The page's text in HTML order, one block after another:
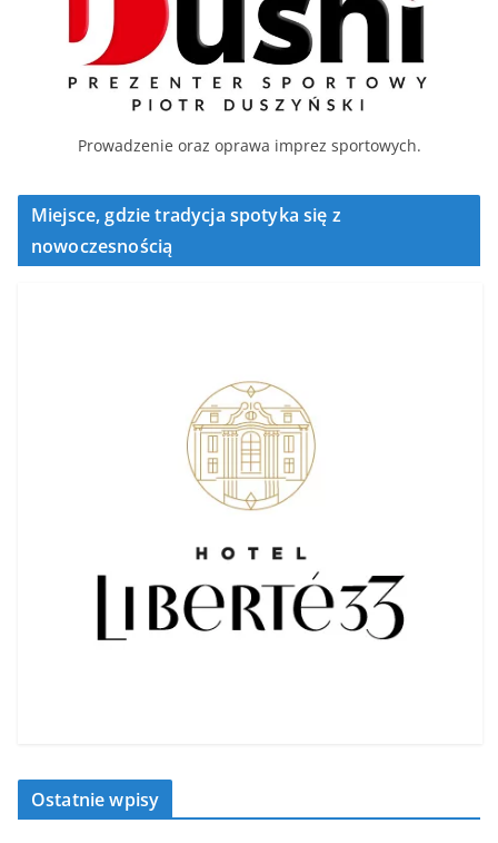
Prowadzenie oraz oprawa imprez sportowych.
Miejsce, gdzie tradycja spotyka się z
nowoczesnością
Ostatnie wpisy